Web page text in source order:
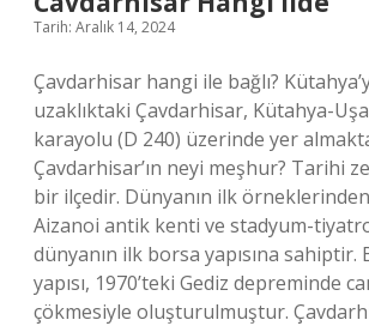
Tarih: Aralık 14, 2024
Çavdarhisar hangi ile bağlı?
uzaklıktaki Çavdarhisar, Kütahya-
karayolu (D 240) üzerinde yer
Çavdarhisar’ın neyi meşhur? Tarihi
bir ilçedir. Dünyanın ilk
Aizanoi antik kenti ve stadyum-
dünyanın ilk borsa yapısına sahiptir.
yapısı, 1970’teki Gediz depreminde
çökmesiyle oluşturulmuştur.